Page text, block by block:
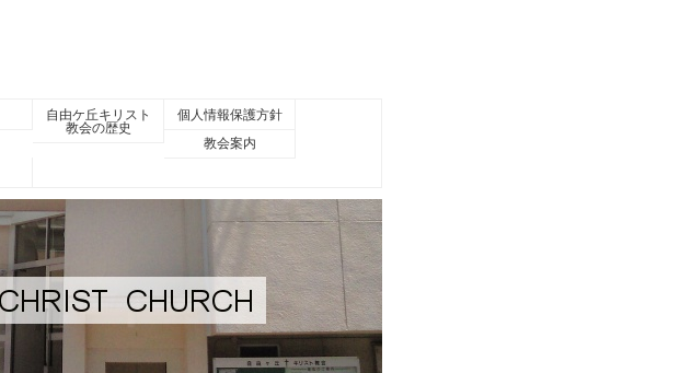
自由ケ丘キリスト
教会の歴史
個人情報保護方針
教会案内